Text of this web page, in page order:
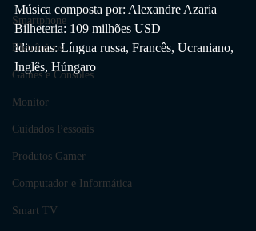
Smartphone
Eletrônicos
Games e Consoles
Monitor
Cuidados Pessoais
Produtos Gamer
Computador e Informática
Smart TV
Música composta por: Alexandre Azaria
Bilheteria: 109 milhões USD
Idiomas: Língua russa, Francês, Ucraniano,
Inglês, Húngaro